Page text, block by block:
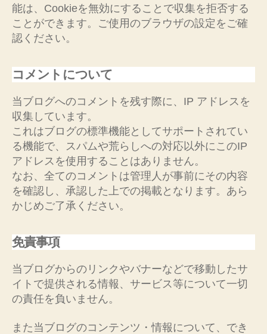
能は、Cookieを無効にすることで収集を拒否する
ことができます。ご使用のブラウザの設定をご確
認ください。
コメントについて
当ブログへのコメントを残す際に、IP アドレスを
収集しています。
これはブログの標準機能としてサポートされてい
る機能で、スパムや荒らしへの対応以外にこのIP
アドレスを使用することはありません。
なお、全てのコメントは管理人が事前にその内容
を確認し、承認した上での掲載となります。あら
かじめご了承ください。
免責事項
当ブログからのリンクやバナーなどで移動したサ
イトで提供される情報、サービス等について一切
の責任を負いません。
また当ブログのコンテンツ・情報について、でき